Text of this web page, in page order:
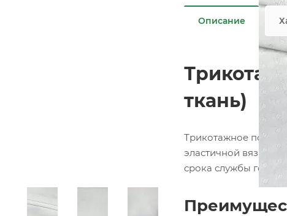
Описание
ткань)
Трикотажное
эластичной вязаной
срока службы